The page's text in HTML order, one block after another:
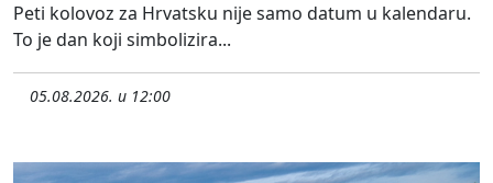
Peti kolovoz za Hrvatsku nije samo datum u kalendaru.
To je dan koji simbolizira...
05.08.2026. u 12:00